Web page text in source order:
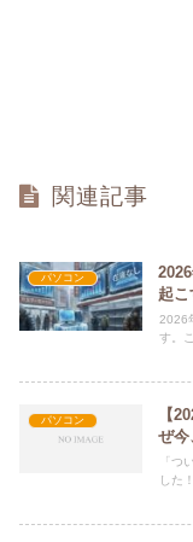
関連記事
パソコン
起こ
2026
す。
パソコン
【
ぜ今
「つ
した